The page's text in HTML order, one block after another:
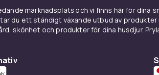
Lättpackbara
marknadsplats och vi finns här för dina
du ett ständigt växande utbud av produkter
skönhet och produkter för dina husdjur.